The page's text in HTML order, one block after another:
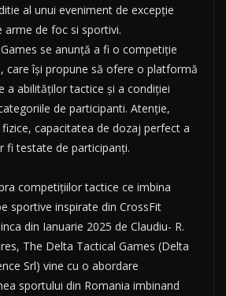
al unui eveniment de excepție
arme de foc si sportivi.
se anunță a fi o competiție
care își propune să ofere o platformă
a abilităților tactice și a condiției
de participanti. Atenție,
capacitatea de dozaj perfect a
fi testate de participanți.
competițiilor tactice ce imbina
sportive inspirate din CrossFit
din Ianuarie 2025 de Claudiu- R.
The Delta Tactical Games (Delta
Srl) vine cu o abordare
sportului din Romania imbinand